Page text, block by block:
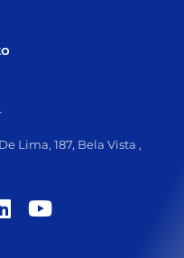
Lima, 187, Bela Vista ,